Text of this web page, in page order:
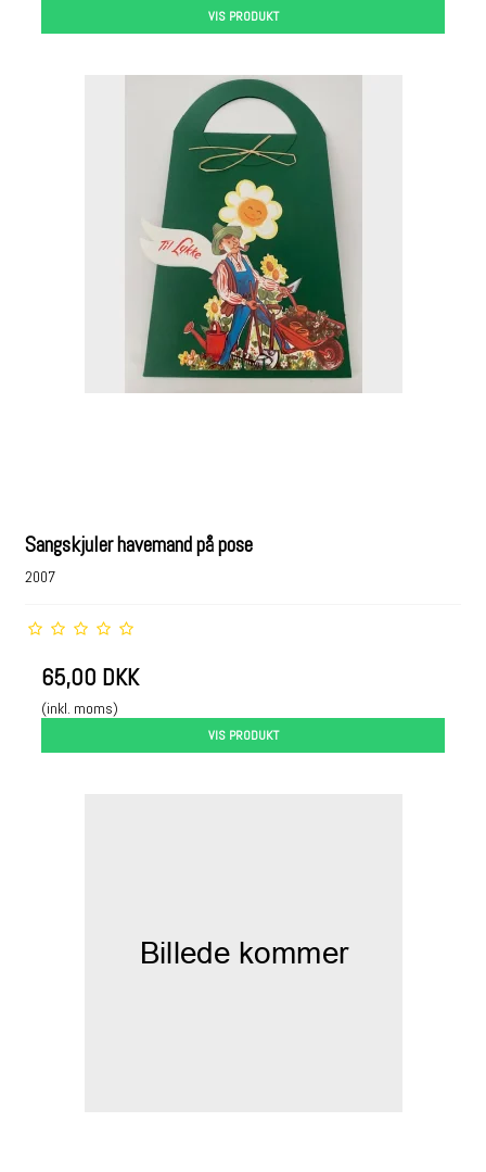
VIS PRODUKT
Sangskjuler havemand på pose
2007
65,00 DKK
(inkl. moms)
VIS PRODUKT